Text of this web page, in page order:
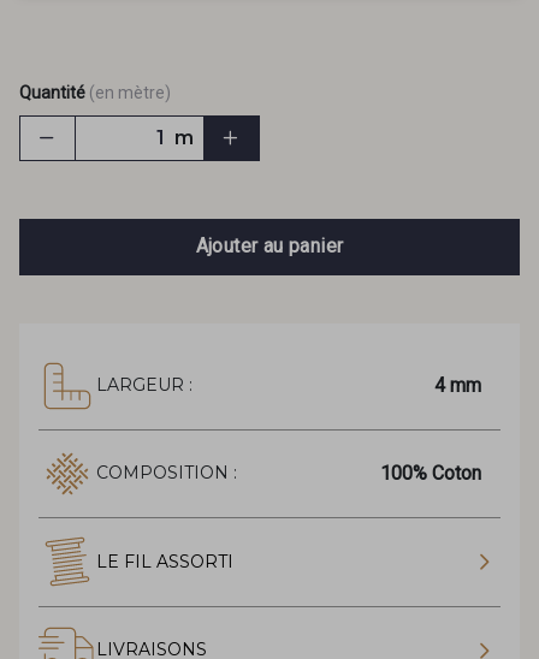
Quantité (en mètre)
m
Ajouter au panier
LARGEUR : 4 mm
COMPOSITION : 100% Coton
LE FIL ASSORTI
LIVRAISONS